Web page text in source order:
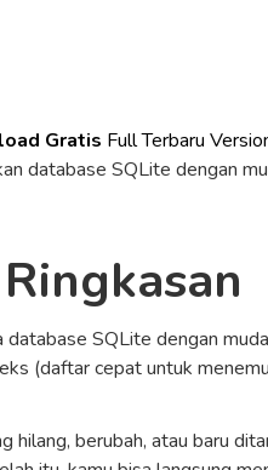
Gratis Full Terbaru
database SQLite dengan
Ringkasan
SQLite dengan
(daftar cepat untuk
berubah, atau baru